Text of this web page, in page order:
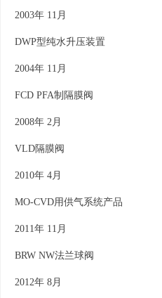
2003年 11月
DWP型纯水升压装置
2004年 11月
FCD PFA制隔膜阀
2008年 2月
VLD隔膜阀
2010年 4月
MO-CVD用供气系统产品
2011年 11月
BRW NW法兰球阀
2012年 8月